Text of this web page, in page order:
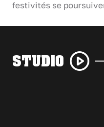
festivités se
STUDIO